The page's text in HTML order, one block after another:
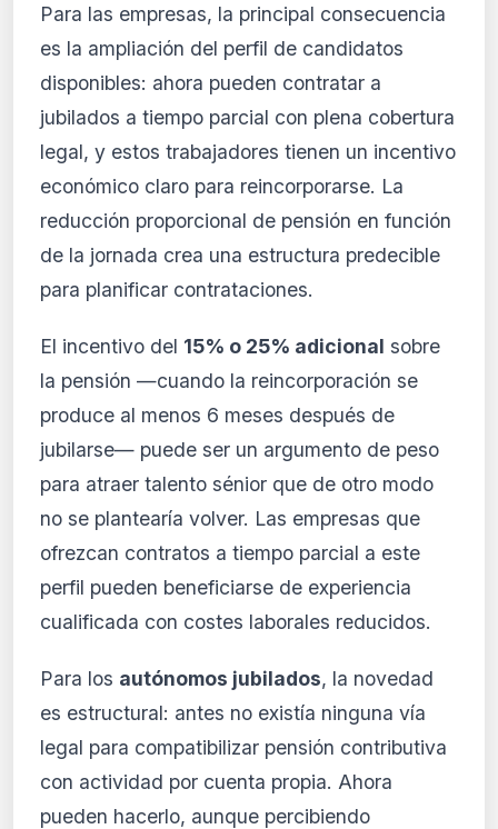
Para las empresas, la principal consecuencia
es la ampliación del perfil de candidatos
disponibles: ahora pueden contratar a
jubilados a tiempo parcial con plena cobertura
legal, y estos trabajadores tienen un incentivo
económico claro para reincorporarse. La
reducción proporcional de pensión en función
de la jornada crea una estructura predecible
para planificar contrataciones.
El incentivo del 15% o 25% adicional sobre
la pensión —cuando la reincorporación se
produce al menos 6 meses después de
jubilarse— puede ser un argumento de peso
para atraer talento sénior que de otro modo
no se plantearía volver. Las empresas que
ofrezcan contratos a tiempo parcial a este
perfil pueden beneficiarse de experiencia
cualificada con costes laborales reducidos.
Para los autónomos jubilados, la novedad
es estructural: antes no existía ninguna vía
legal para compatibilizar pensión contributiva
con actividad por cuenta propia. Ahora
pueden hacerlo, aunque percibiendo